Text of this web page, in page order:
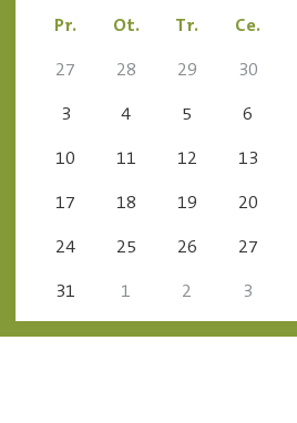
Pr. Ot. Tr. Ce.
27
28 29 30
3
4 5 6
10
11 12 13
17
18 19 20
24
25 26 27
31
1 2 3